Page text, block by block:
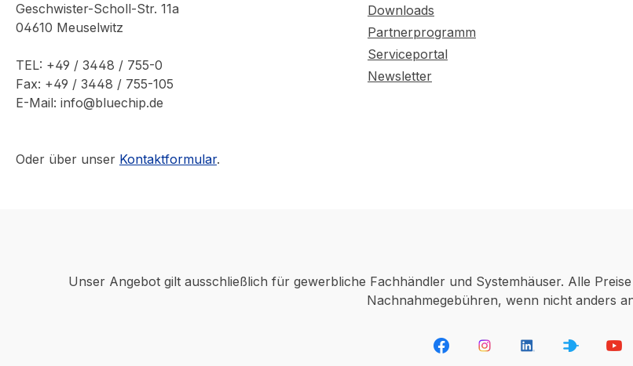
Geschwister-Scholl-Str. 11a
04610 Meuselwitz
TEL: +49 / 3448 / 755-0
Fax: +49 / 3448 / 755-105
E-Mail: info@bluechip.de
Oder über unser Kontaktformular.
Downloads
Partnerprogramm
Serviceportal
Newsletter
Unser Angebot gilt ausschließlich für gewerbliche Fachhändler und Systemhäuser. Alle
Nachnahmegebühren, wenn nicht anders